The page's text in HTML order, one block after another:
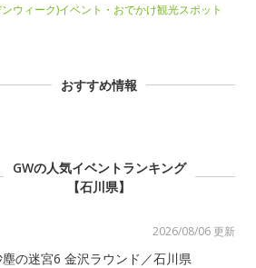
ウィーク)イベント・おでかけ観光スポット
おすすめ情報
GWの人気イベントランキング
【石川県】
2026/08/06 更新
の迷宮6 金沢ラウンド／石川県